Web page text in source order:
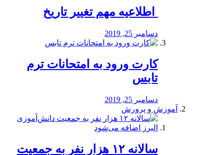
️ اطلاعیه مهم تغییر تاریخ
دسامبر 25, 2019
کارت ورود به امتحانات ترم
تابس
دسامبر 25, 2019
آموزش و پرورش
️سالانه ۱۲ هزار نفر به جمعیت